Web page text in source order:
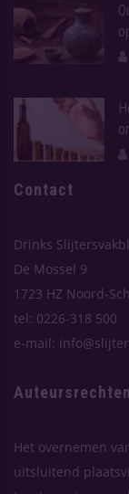
Contact
Drinks
De Mossel 9
1723 HZ Noord-
tel: 0226-318 500
e-mail:
Auteursrechten
Het overnemen
uitsluitend